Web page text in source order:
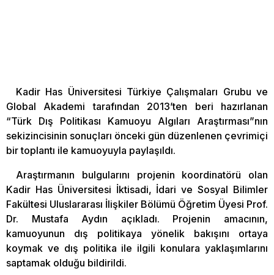
Kadir Has Üniversitesi Türkiye Çalışmaları Grubu ve
Global Akademi tarafından 2013’ten beri hazırlanan
“Türk Dış Politikası Kamuoyu Algıları Araştırması”nın
sekizincisinin sonuçları önceki gün düzenlenen çevrimiçi
bir toplantı ile kamuoyuyla paylaşıldı.
Araştırmanın bulgularını projenin koordinatörü olan
Kadir Has Üniversitesi İktisadi, İdari ve Sosyal Bilimler
Fakültesi Uluslararası İlişkiler Bölümü Öğretim Üyesi Prof.
Dr. Mustafa Aydın açıkladı. Projenin amacının,
kamuoyunun dış politikaya yönelik bakışını ortaya
koymak ve dış politika ile ilgili konulara yaklaşımlarını
saptamak olduğu bildirildi.